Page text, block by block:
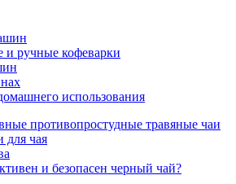
и ручные кофеварки
использования
противопростудные травяные чаи
для чая
и безопасен черный чай?